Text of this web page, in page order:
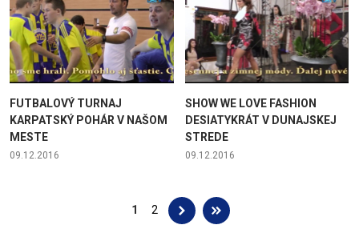
FUTBALOVÝ TURNAJ
KARPATSKÝ POHÁR V NAŠOM
MESTE
09.12.2016
SHOW WE LOVE FASHION
DESIATYKRÁT V DUNAJSKEJ
STREDE
09.12.2016
1 2